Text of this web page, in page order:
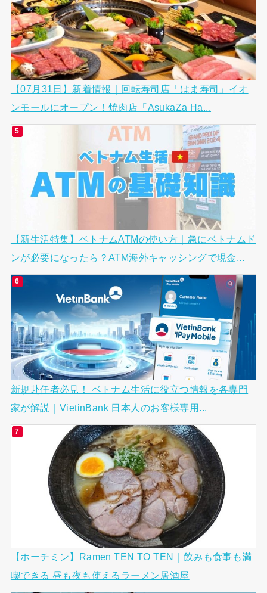
【07月31日】新着情報｜回転寿司店「はま寿司」イオ
ンモールにオープン！焼肉店「AsukaZa Ha...
【新生活特集】ベトナムATMの使い方｜急にベトナムド
ンが必要になったら？ATM海外キャッシングで現金...
新規赴任者必見！ ベトナム生活に役立つ情報を各専門
家が解説｜VietinBank 日本人のお客様専用...
【ホーチミン】Ramen TEN TO TEN｜飲みも食事も満
喫できる 昼も夜も使えるラーメン居酒屋